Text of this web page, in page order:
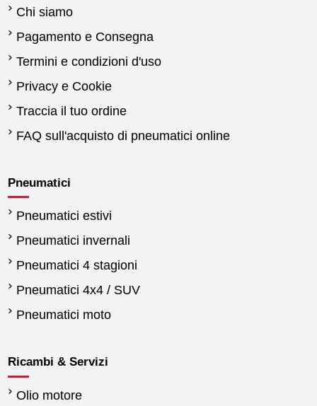
Chi siamo
Pagamento e Consegna
Termini e condizioni d'uso
Privacy e Cookie
Traccia il tuo ordine
FAQ sull'acquisto di pneumatici online
Pneumatici
Pneumatici estivi
Pneumatici invernali
Pneumatici 4 stagioni
Pneumatici 4x4 / SUV
Pneumatici moto
Ricambi & Servizi
Olio motore